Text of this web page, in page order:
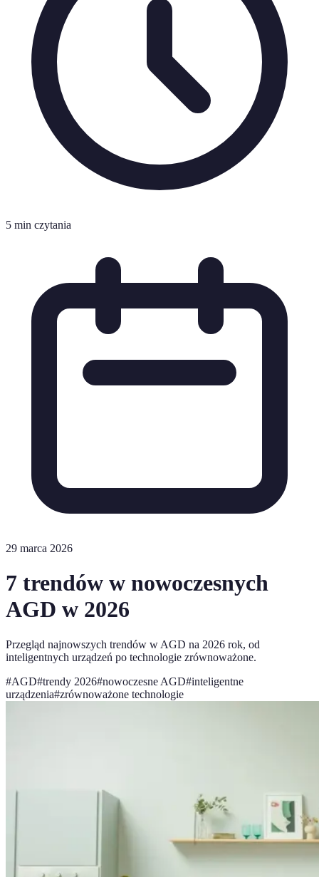
5 min czytania
29 marca 2026
7 trendów w nowoczesnych
AGD w 2026
Przegląd najnowszych trendów w AGD na 2026 rok, od
inteligentnych urządzeń po technologie zrównoważone.
#AGD#trendy 2026#nowoczesne AGD#inteligentne
urządzenia#zrównoważone technologie